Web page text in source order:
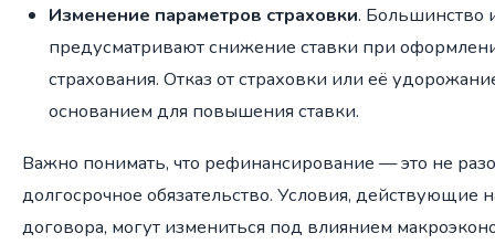
Изменение параметров страховки. Большинство
предусматривают снижение ставки при
страхования. Отказ от страховки или её
основанием для повышения ставки.
Важно понимать, что рефинансирование — это не
долгосрочное обязательство. Условия, действующие
договора, могут измениться под влиянием